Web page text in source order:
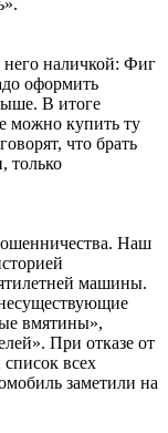
него наличкой: Фиг
оформить
В итоге
можно купить ту
что брать
только
Наш
машины.
вмятины»,
При отказе от
всех
заметили на